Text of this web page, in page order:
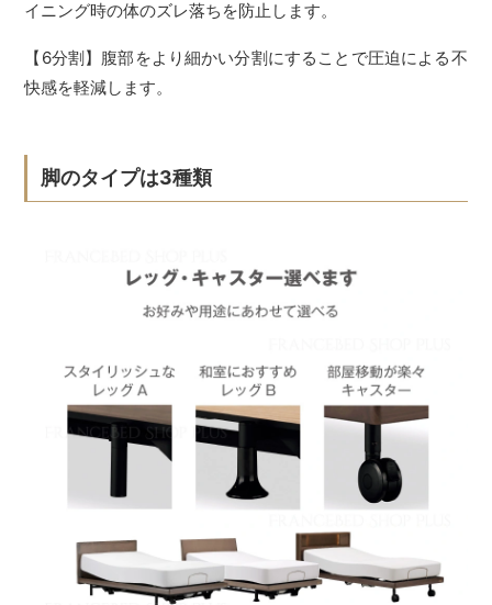
イニング時の体のズレ落ちを防止します。
【6分割】腹部をより細かい分割にすることで圧迫による不
快感を軽減します。
脚のタイプは3種類